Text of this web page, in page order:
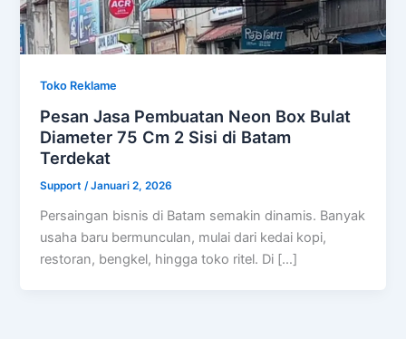
Toko Reklame
Pesan Jasa Pembuatan Neon Box Bulat
Diameter 75 Cm 2 Sisi di Batam
Terdekat
Support/Januari 2, 2026
Persaingan bisnis di Batam semakin dinamis. Banyak
usaha baru bermunculan, mulai dari kedai kopi,
restoran, bengkel, hingga toko ritel. Di […]